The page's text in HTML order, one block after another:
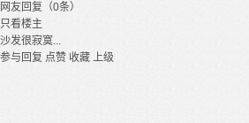
网友回复（0条）
只看楼主
沙发很寂寞...
参与回复 点赞 收藏 上级